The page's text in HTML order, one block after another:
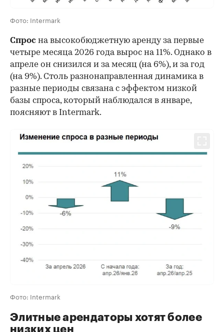
Фото: Intermark
Спрос на высокобюджетную аренду за первые
четыре месяца 2026 года вырос на 11%. Однако в
апреле он снизился и за месяц (на 6%), и за год
(на 9%). Столь разнонаправленная динамика в
разные периоды связана с эффектом низкой
базы спроса, который наблюдался в январе,
поясняют в Intermark.
Фото: Intermark
Элитные арендаторы хотят более
низких цен